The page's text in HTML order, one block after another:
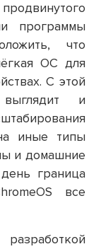
программы
что
ОС для
С этой
и
иные типы
и домашние
граница
все